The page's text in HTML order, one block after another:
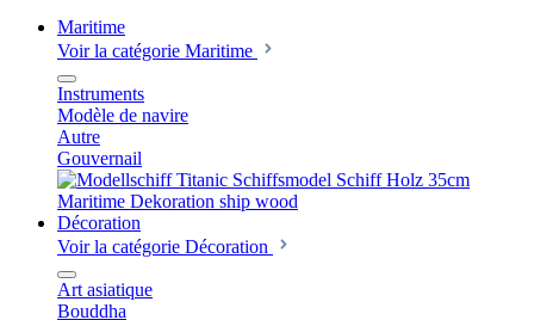
Maritime
Voir la catégorie Maritime
Instruments
Modèle de navire
Autre
Gouvernail
Décoration
Voir la catégorie Décoration
Art asiatique
Bouddha